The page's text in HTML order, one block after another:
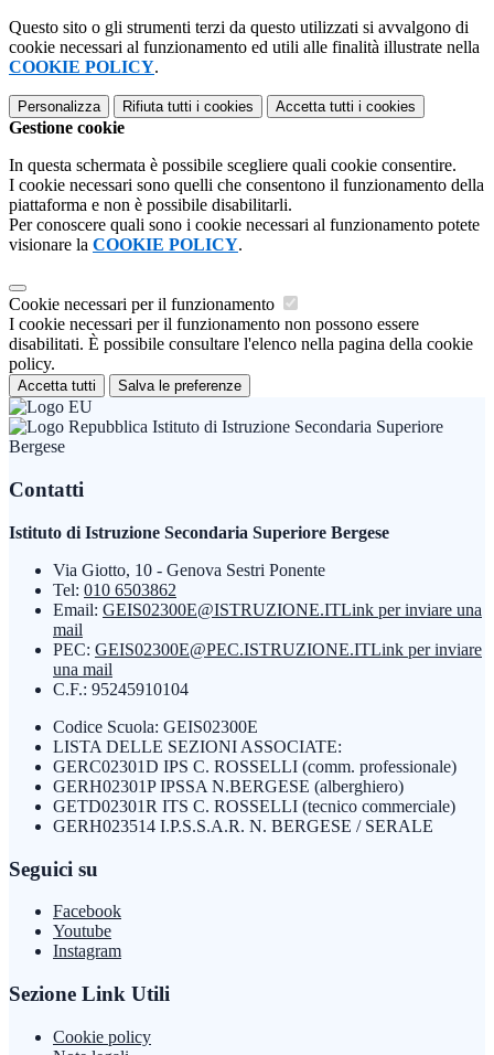
Questo sito o gli strumenti terzi da questo utilizzati si avvalgono di
cookie necessari al funzionamento ed utili alle finalità illustrate nella
COOKIE POLICY.
Personalizza Rifiuta tutti i cookies Accetta tutti i cookies
Gestione cookie
In questa schermata è possibile scegliere quali cookie consentire.
I cookie necessari sono quelli che consentono il funzionamento della
piattaforma e non è possibile disabilitarli.
Per conoscere quali sono i cookie necessari al funzionamento potete
visionare la COOKIE POLICY.
Cookie necessari per il funzionamento
I cookie necessari per il funzionamento non possono essere
disabilitati. È possibile consultare l'elenco nella pagina della cookie
policy.
Accetta tutti Salva le preferenze
Istituto di Istruzione Secondaria Superiore
Bergese
Contatti
Istituto di Istruzione Secondaria Superiore Bergese
Via Giotto, 10 - Genova Sestri Ponente
Tel: 010 6503862
Email: GEIS02300E@ISTRUZIONE.ITLink per inviare una
mail
PEC: GEIS02300E@PEC.ISTRUZIONE.ITLink per inviare
una mail
C.F.: 95245910104
Codice Scuola: GEIS02300E
LISTA DELLE SEZIONI ASSOCIATE:
GERC02301D IPS C. ROSSELLI (comm. professionale)
GERH02301P IPSSA N.BERGESE (alberghiero)
GETD02301R ITS C. ROSSELLI (tecnico commerciale)
GERH023514 I.P.S.S.A.R. N. BERGESE / SERALE
Seguici su
Facebook
Youtube
Instagram
Sezione Link Utili
Cookie policy